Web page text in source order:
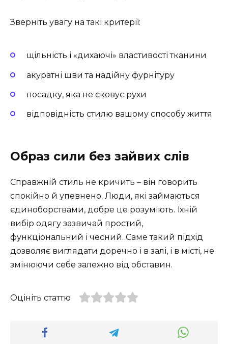
Зверніть увагу на такі критерії:
щільність і «дихаючі» властивості тканини
акуратні шви та надійну фурнітуру
посадку, яка не сковує рухи
відповідність стилю вашому способу життя
Образ сили без зайвих слів
Справжній стиль не кричить – він говорить
спокійно й упевнено. Люди, які займаються
єдиноборствами, добре це розуміють. Їхній
вибір одягу зазвичай простий,
функціональний і чесний. Саме такий підхід
дозволяє виглядати доречно і в залі, і в місті, не
змінюючи себе залежно від обставин.
Оцініть статтю